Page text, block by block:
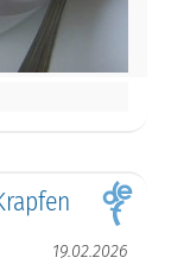
19.02.2026